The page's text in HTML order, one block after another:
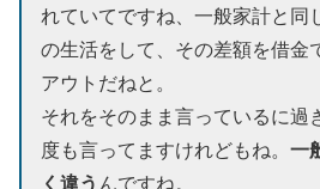
れていてですね、一般家計と同
の生活をして、その差額を借金
アウトだねと。
それをそのまま言っているに過
度も言ってますけれどもね。 一
く違う んですね。